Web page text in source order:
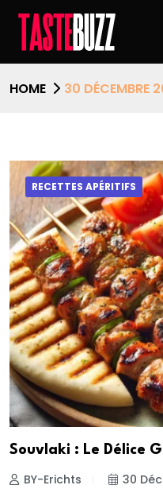
HOME 30 DÉCEMBRE
RECETTES APÉRITIFS
Souvlaki : Le Délice
BY-Erichts 30